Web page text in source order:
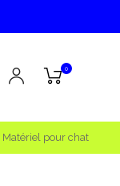
0
Matériel pour chat